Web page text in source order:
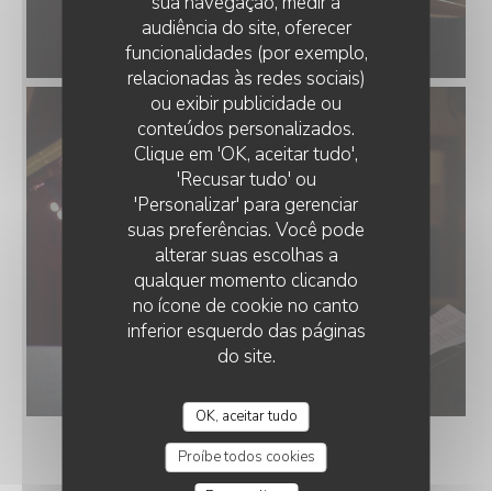
audiência do site, oferecer
funcionalidades (por exemplo,
relacionadas às redes sociais)
ou exibir publicidade ou
conteúdos personalizados.
Clique em 'OK, aceitar tudo',
'Recusar tudo' ou
'Personalizar' para gerenciar
suas preferências. Você pode
alterar suas escolhas a
qualquer momento clicando
no ícone de cookie no canto
inferior esquerdo das páginas
do site.
OK, aceitar tudo
Proíbe todos cookies